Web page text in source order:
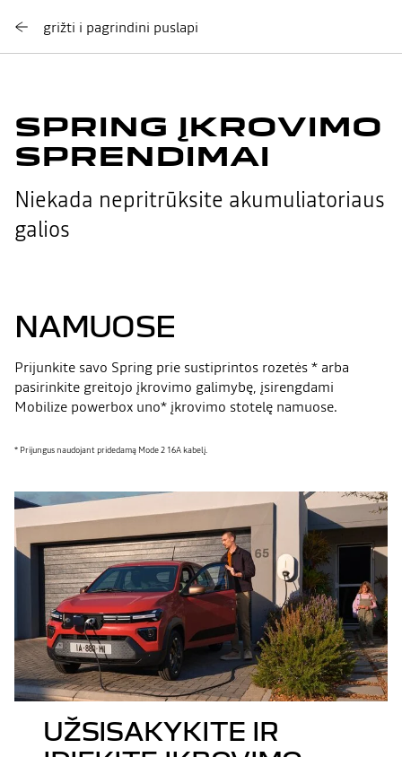
grižti i pagrindini puslapi
SPRING ĮKROVIMO
SPRENDIMAI
Niekada nepritrūksite akumuliatoriaus
galios
NAMUOSE
Prijunkite savo Spring prie sustiprintos rozetės * arba
pasirinkite greitojo įkrovimo galimybę, įsirengdami
Mobilize powerbox uno* įkrovimo stotelę namuose.
* Prijungus naudojant pridedamą Mode 2 16A kabelį.
UŽSISAKYKITE IR